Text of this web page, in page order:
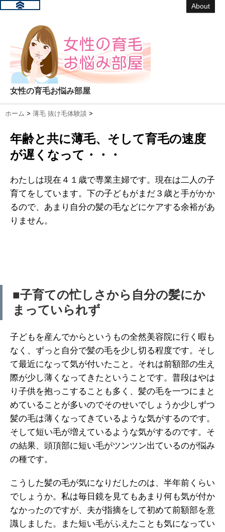
About
女性の育毛お悩み部屋
ホーム > 薄毛 抜け毛体験談 >
年齢と共に薄毛、そして育毛の速度
が遅くなって・・・
わたしは現在４１歳で専業主婦です。現在は二人の子
育てをしています。下の子どもがまだ３歳と手がかか
るので、あまり自分の髪の毛などにケアする余裕があ
りません。
■子育ての忙しさから自分の髪にか
まっていられず
子どもを産んでからというもの全然美容院に行く暇も
なく、ずっと自分で髪の毛を少し切る程度です。そし
て最近になって気が付いたこと。それは前額部の生え
際が少し薄くなってきたということです。普段はやは
り子供を抱っこすることも多く、髪の毛を一つにまと
めていることが多いのでそのせいでしょうか少しずつ
髪の毛は薄くなってきているような気がするのです。
そして短い毛が増えているような気がするのです。そ
の結果、頭頂部に短い毛がツンツン出ているのが悩み
の種です。
こうした髪の毛が気になりだしたのは、半年前くらい
でしょうか。私は毎日鏡を見てもあまり何も気が付か
なかったのですが、夫が指摘をして初めて前額部を意
識しました。また短い毛がふえたことも気になってい